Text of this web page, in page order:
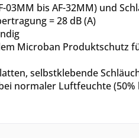
bis AF-32MM) und
= 28 dB (A)
Microban Produktschutz
selbstklebende
normaler Luftfeuchte